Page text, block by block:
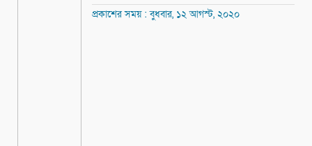
প্রকাশের সময় : বুধবার, ১২ আগস্ট, ২০২০